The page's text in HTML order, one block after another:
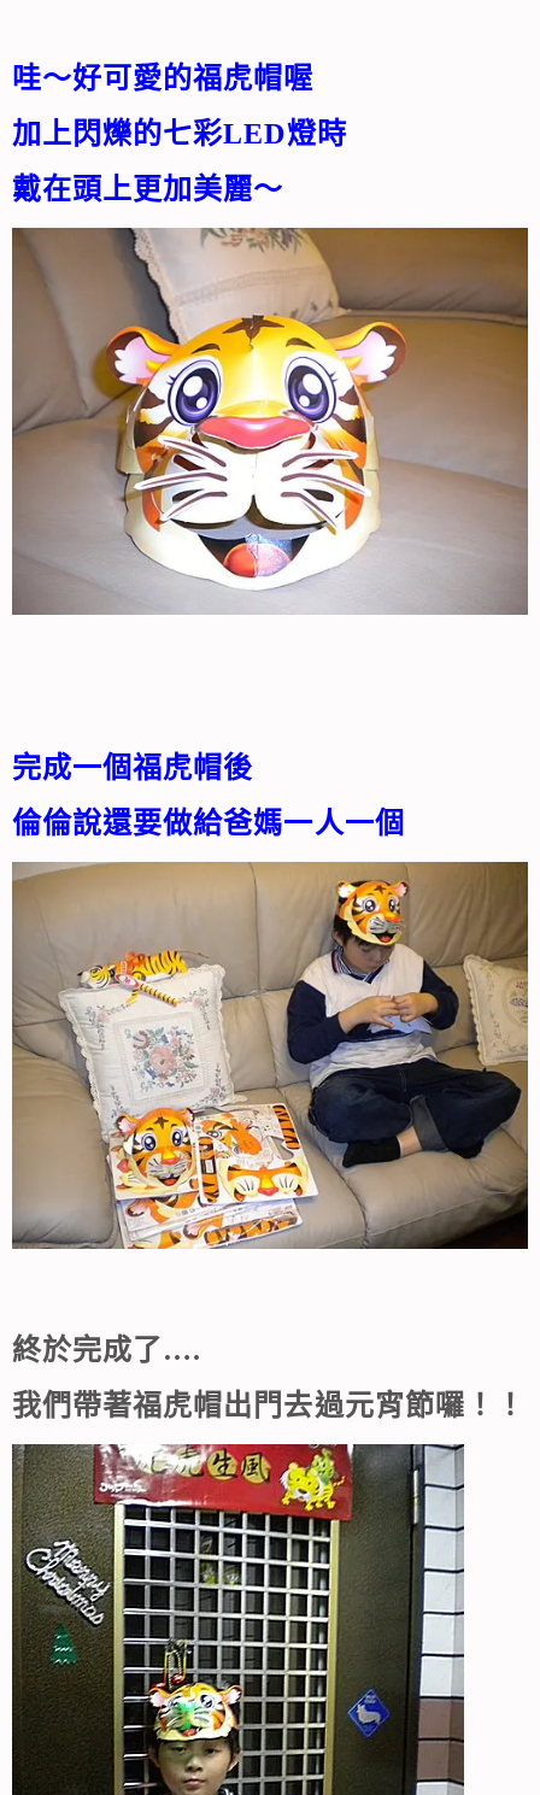
哇～好可愛的福虎帽喔
加上閃爍的七彩LED燈時
戴在頭上更加美麗～
完成一個福虎帽後
倫倫說還要做給爸媽一人一個
終於完成了….
我們帶著福虎帽出門去過元宵節囉！！